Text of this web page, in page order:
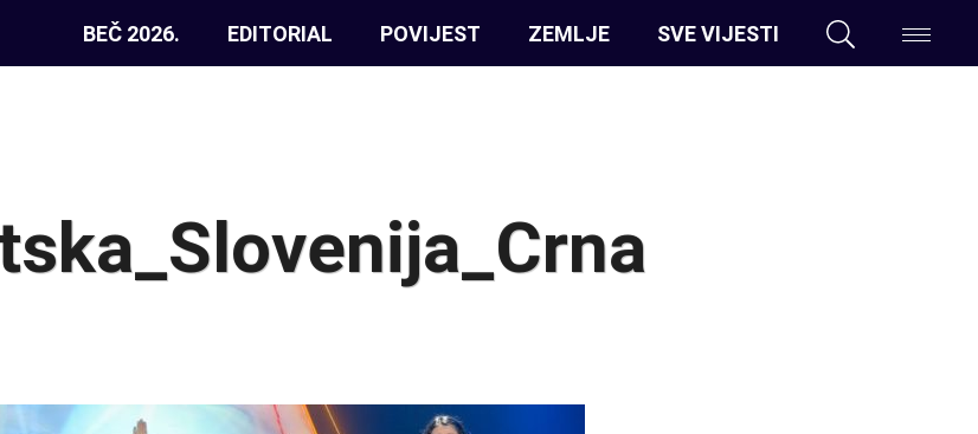
BEČ 2026. EDITORIAL POVIJEST ZEMLJE SVE VIJESTI